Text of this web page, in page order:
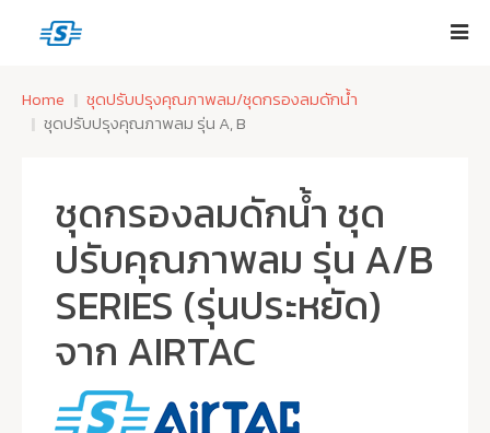
Home
ชุดปรับปรุงคุณภาพลม/ชุดกรองลมดักน้ำ
ชุดปรับปรุงคุณภาพลม รุ่น A, B
ชุดกรองลมดักน้ำ ชุด
ปรับคุณภาพลม รุ่น A/B
SERIES (รุ่นประหยัด)
จาก AIRTAC